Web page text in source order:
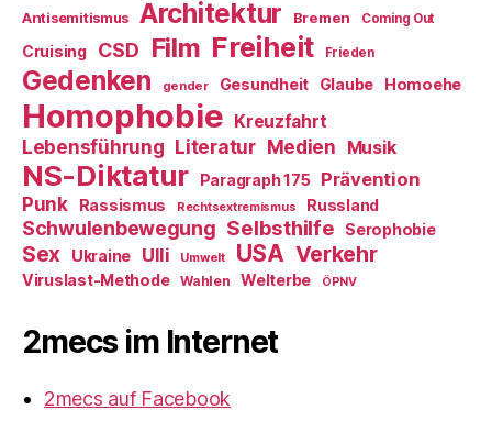
Antisemitismus Architektur Bremen Coming Out
Cruising CSD Film Freiheit Frieden
Gedenken gender Gesundheit Glaube Homoehe
Homophobie Kreuzfahrt
Lebensführung Literatur Medien Musik
NS-Diktatur Paragraph 175
Prävention
Punk
Rassismus Rechtsextremismus Russland
Schwulenbewegung Selbsthilfe Serophobie
Sex Ukraine Ulli Umwelt USA Verkehr
Viruslast-Methode Wahlen Welterbe ÖPNV
2mecs im Internet
2mecs auf Facebook